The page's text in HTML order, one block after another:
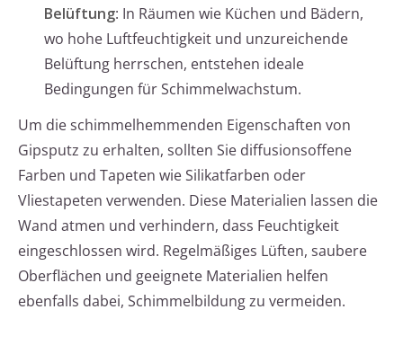
Belüftung: In Räumen wie Küchen und Bädern,
wo hohe Luftfeuchtigkeit und unzureichende
Belüftung herrschen, entstehen ideale
Bedingungen für Schimmelwachstum.
Um die schimmelhemmenden Eigenschaften von
Gipsputz zu erhalten, sollten Sie diffusionsoffene
Farben und Tapeten wie Silikatfarben oder
Vliestapeten verwenden. Diese Materialien lassen die
Wand atmen und verhindern, dass Feuchtigkeit
eingeschlossen wird. Regelmäßiges Lüften, saubere
Oberflächen und geeignete Materialien helfen
ebenfalls dabei, Schimmelbildung zu vermeiden.